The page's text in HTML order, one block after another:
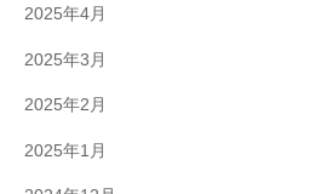
2025年4月
2025年3月
2025年2月
2025年1月